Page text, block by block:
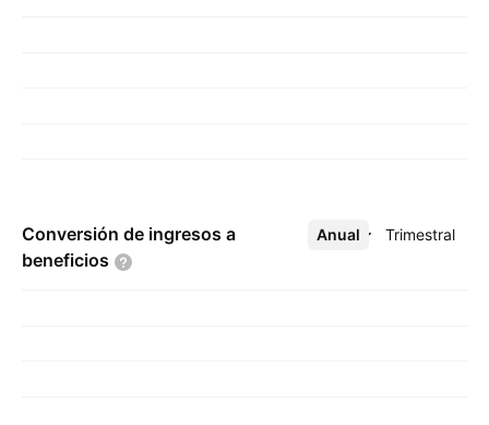
Conversión de ingresos a
beneficios
Anual Trimestral
Más